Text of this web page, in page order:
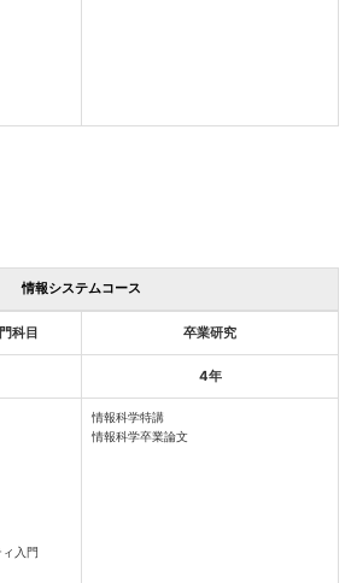
情報システムコース
科目 卒業研究
4年
入門
情報科学特講
情報科学卒業論文